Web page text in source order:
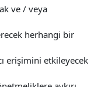
ve / veya
herhangi bir
erişimini etkileyecek